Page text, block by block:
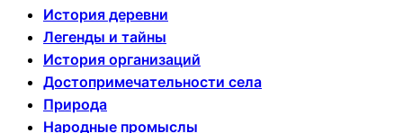
История деревни
Легенды и тайны
История организаций
Достопримечательности села
Природа
Народные промыслы